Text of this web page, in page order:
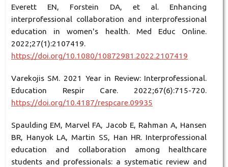
Everett EN, Forstein DA, et al. Enhancing
interprofessional collaboration and interprofessional
education in women's health. Med Educ Online.
2022;27(1):2107419.
https://doi.org/10.1080/10872981.2022.2107419
Varekojis SM. 2021 Year in Review: Interprofessional.
Education Respir Care. 2022;67(6):715-720.
https://doi.org/10.4187/respcare.09935
Spaulding EM, Marvel FA, Jacob E, Rahman A, Hansen
BR, Hanyok LA, Martin SS, Han HR. Interprofessional
education and collaboration among healthcare
students and professionals: a systematic review and